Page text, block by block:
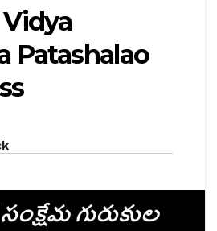
Patashalao